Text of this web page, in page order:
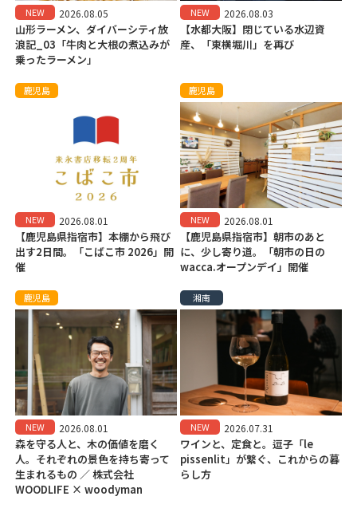
NEW 2026.08.05
山形ラーメン、ダイバーシティ放
浪記_03「牛肉と大根の煮込みが
乗ったラーメン」
NEW 2026.08.03
【水都大阪】閉じている水辺資
産、「東横堀川」を再び
鹿児島
NEW 2026.08.01
【鹿児島県指宿市】本棚から飛び
出す2日間。「こばこ市 2026」開
催
鹿児島
NEW 2026.08.01
【鹿児島県指宿市】朝市のあと
に、少し寄り道。「朝市の日の
wacca.オープンデイ」開催
鹿児島
NEW 2026.08.01
森を守る人と、木の価値を磨く
人。それぞれの景色を持ち寄って
生まれるもの ／ 株式会社
WOODLIFE × woodyman
湘南
NEW 2026.07.31
ワインと、定食と。逗子「le
pissenlit」が繋ぐ、これからの暮
らし方